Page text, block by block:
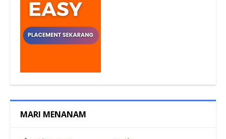
MARI MENANAM